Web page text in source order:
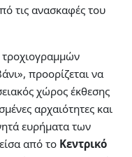
τις ανασκαφές του
προορίζεται να
χώρος έκθεσης
αρχαιότητες και
ευρήματα των
από το Κεντρικό